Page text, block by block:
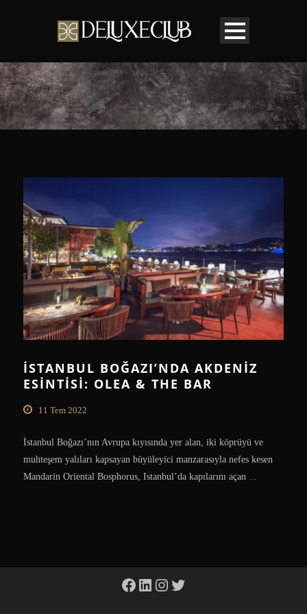
İSTANBUL BOĞAZI’NDA AKDENIZ
ESINTISI: OLEA & THE BAR
11 Tem 2022
İstanbul Boğazı’nın Avrupa kıyısında yer alan, iki köprüyü ve
muhteşem yalıları kapsayan büyüleyici manzarasıyla nefes kesen
Mandarin Oriental Bosphorus, Istanbul’da kapılarını açan ...
Facebook
LinkedIn
Instagram
Twitter